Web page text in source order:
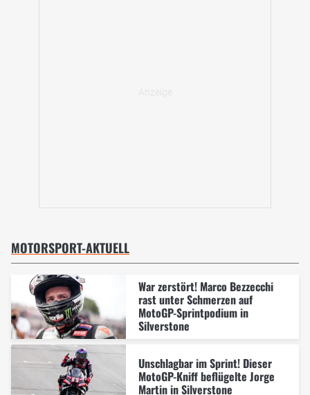
MOTORSPORT-AKTUELL
War zerstört! Marco Bezzecchi
rast unter Schmerzen auf
MotoGP-Sprintpodium in
Silverstone
Unschlagbar im Sprint! Dieser
MotoGP-Kniff beflügelte Jorge
Martin in Silverstone